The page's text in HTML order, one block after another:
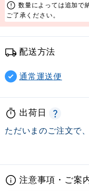
数量によっては追加で
ご了承ください。
配送方法
通常運送便
出荷日
ただいまのご注文で
注意事項・ご案